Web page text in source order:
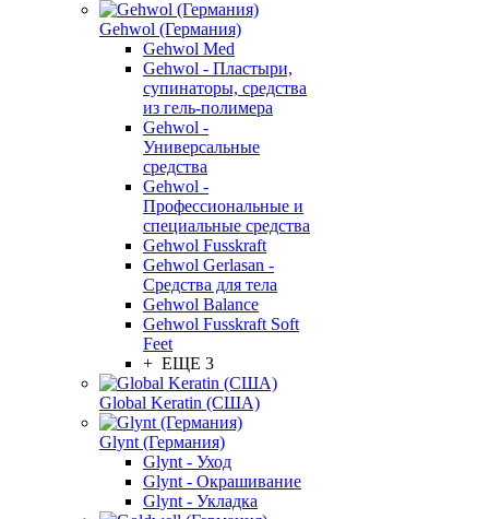
Gehwol (Германия)
Gehwol Med
Gehwol - Пластыри,
супинаторы, средства
из гель-полимера
Gehwol -
Универсальные
средства
Gehwol -
Профессиональные и
специальные средства
Gehwol Fusskraft
Gehwol Gerlasan -
Средства для тела
Gehwol Balance
Gehwol Fusskraft Soft
Feet
+ ЕЩЕ 3
Global Keratin (США)
Glynt (Германия)
Glynt - Уход
Glynt - Окрашивание
Glynt - Укладка